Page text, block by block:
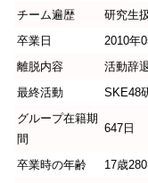
チーム遍歴
研究生
卒業日
2010年
離脱内容
活動辞
最終活動
SKE48
グループ在籍期
間
647日
卒業時の年齢
17歳280